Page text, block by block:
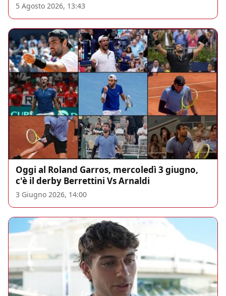
5 Agosto 2026, 13:43
Oggi al Roland Garros, mercoledì 3 giugno,
c'è il derby Berrettini Vs Arnaldi
3 Giugno 2026, 14:00